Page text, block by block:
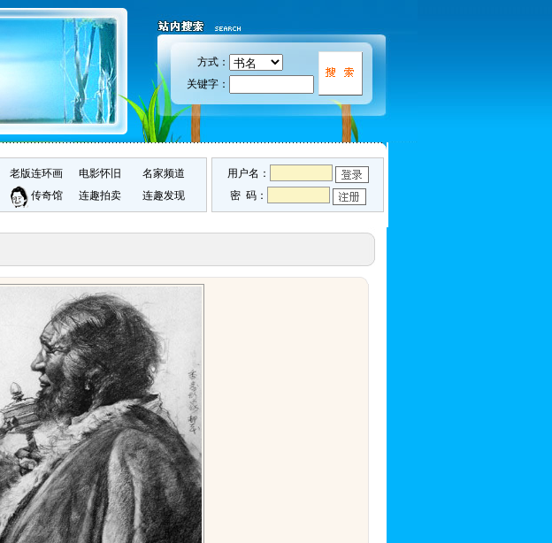
方式：
关键字：
老版连环画 电影怀旧
名家频道
传奇馆 连趣拍卖 连趣发现
用户名：
密 码：